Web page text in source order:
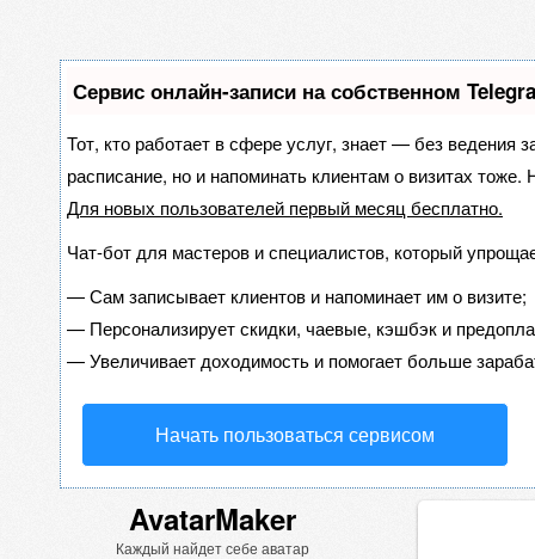
Сервис онлайн-записи на собственном
Тот, кто работает в сфере услуг, знает — без ведения
расписание, но и напоминать клиентам о визитах
Для новых пользователей первый месяц бесплатно.
Чат-бот для мастеров и специалистов, который
—Сам записывает клиентов и напоминает им о визите;
— Персонализирует скидки, чаевые, кэшбэк и
—Увеличивает доходимость и помогает больше
Начать пользоваться сервисом
AvatarMaker
Каждый найдет себе аватар